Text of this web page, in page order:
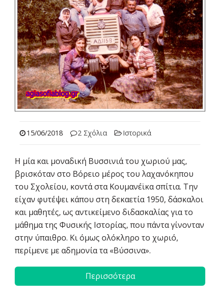
15/06/2018 2 Σχόλια Ιστορικά
Η μία και μοναδική Βυσσινιά του χωριού μας,
βρισκόταν στο Βόρειο μέρος του λαχανόκηπου
του Σχολείου, κοντά στα Κουμανέϊκα σπίτια. Την
είχαν φυτέψει κάπου στη δεκαετία 1950, δάσκαλοι
και μαθητές, ως αντικείμενο διδασκαλίας για το
μάθημα της Φυσικής Ιστορίας, που πάντα γίνονταν
στην ύπαιθρο. Κι όμως ολόκληρο το χωριό,
περίμενε με αδημονία τα «Βύσσινα».
Περισσότερα